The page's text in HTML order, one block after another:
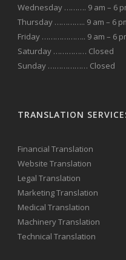
Wednesday ………. 9 am – 6
Thursday ………….. 9 am – 6
Friday ……………….. 9 am – 6
Saturday …………… Closed
Sunday ……………… Closed
TRANSLATION
Financial Translation
Website Translation
Legal Translation
Marketing Translation
Medical Translation
Machinery Translation
Technical Translation